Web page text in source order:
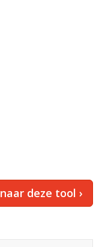
deze tool ›